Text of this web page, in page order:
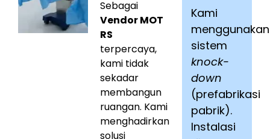
Sebagai
Vendor MOT
RS
terpercaya,
kami tidak
sekadar
membangun
ruangan. Kami
menghadirkan
solusi
Kami
menggunakan
sistem
knock-
down
(prefabrikasi
pabrik).
Instalasi